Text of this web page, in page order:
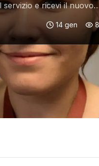
servizio e ricevi il nuovo
14 gen